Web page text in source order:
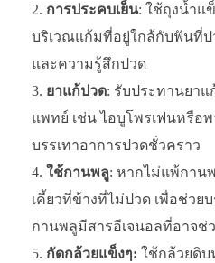
การประคบเย็น: ใช้ถุงน้ำแ
บริเวณแก้มที่อยู่ใกล้กับฟันที่ป
และความรู้สึกปวด
ยาแก้ปวด: รับประทานยาแ
แพทย์ เช่น ไอบูโพรเฟนหรือ
บรรเทาอาการปวดชั่วคราว
ใช้กานพลู: หากไม่แพ้กาน
เคี้ยวที่ข้างที่ไม่ปวด เพื่อช่วย
กานพลูมีสารอีเจนอลที่อาจช่
กัดกล้วยแข็งๆ: ใช้กล้วยดิบ